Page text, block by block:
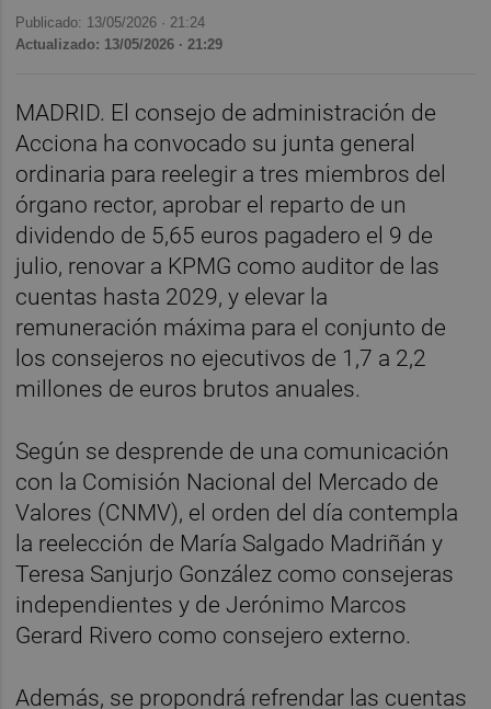
Publicado: 13/05/2026 · 21:24
Actualizado: 13/05/2026 · 21:29
MADRID. El consejo de administración de
Acciona ha convocado su junta general
ordinaria para reelegir a tres miembros del
órgano rector, aprobar el reparto de un
dividendo de 5,65 euros pagadero el 9 de
julio, renovar a KPMG como auditor de las
cuentas hasta 2029, y elevar la
remuneración máxima para el conjunto de
los consejeros no ejecutivos de 1,7 a 2,2
millones de euros brutos anuales.
Según se desprende de una comunicación
con la Comisión Nacional del Mercado de
Valores (CNMV), el orden del día contempla
la reelección de María Salgado Madriñán y
Teresa Sanjurjo González como consejeras
independientes y de Jerónimo Marcos
Gerard Rivero como consejero externo.
Además, se propondrá refrendar las cuentas